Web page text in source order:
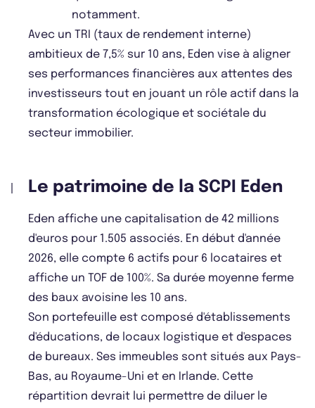
notamment.
Avec un TRI (taux de rendement interne)
ambitieux de 7,5% sur 10 ans, Eden vise à aligner
ses performances financières aux attentes des
investisseurs tout en jouant un rôle actif dans la
transformation écologique et sociétale du
secteur immobilier.
Le patrimoine de la SCPI Eden
Eden affiche une capitalisation de 42 millions
d'euros pour 1.505 associés. En début d'année
2026, elle compte 6 actifs pour 6 locataires et
affiche un TOF de 100%. Sa durée moyenne ferme
des baux avoisine les 10 ans.
Son portefeuille est composé d'établissements
d'éducations, de locaux logistique et d'espaces
de bureaux. Ses immeubles sont situés aux Pays-
Bas, au Royaume-Uni et en Irlande. Cette
répartition devrait lui permettre de diluer le